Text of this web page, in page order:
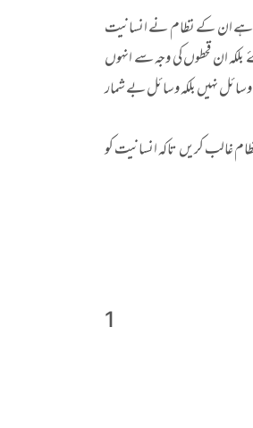
ہے ان کے نظام نے انسانیت
ان قحطوں کی وجہ سے انہوں
نہیں بلکہ وسائل بے شمار
غالب کریں تاکہ انسانیت کو
1